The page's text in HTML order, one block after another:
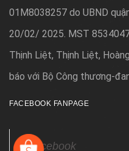
01M8038257 do UBND
20/02/ 2025. MST
Thịnh Liệt, Thịnh Liệt,
báo với Bộ Công thương-
FACEBOOK FANPAGE
Facebook